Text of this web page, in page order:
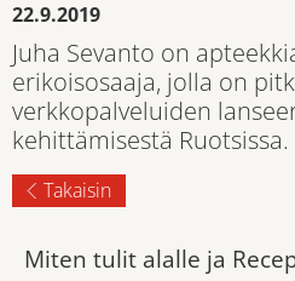
22.9.2019
Juha Sevanto on
erikoisosaaja, jolla on
verkkopalveluiden
kehittämisestä Ruotsissa.
Takaisin
Miten tulit alalle ja